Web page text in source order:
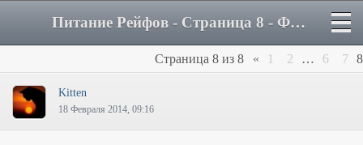
Питание Рейфов - Страница 8 - Форум
Страница 8 из 8 « 1 2 … 6 7 8
Kitten
18 Февраля 2014, 09:16